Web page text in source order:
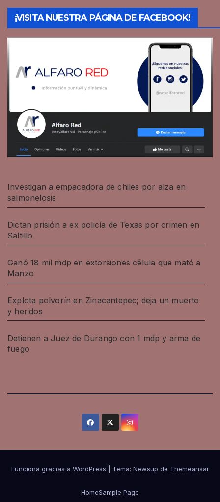
¡VISITA NUESTRA PÁGINA DE FACEBOOK!
Investigan a empacadora de chiles por alza en
salmonelosis
Dictan prisión a ex policía de Texas por crimen en
Saltillo
Ganó 18 mil mdp en extorsiones célula que mató a
Manzo
Explota polvorín en Zinacantepec; deja un muerto
y heridos
Detienen a Juez de Durango con 1 mdp y arma de
fuego
Funciona gracias a WordPress Tema: Newsup de Themeansar
HomeSample Page